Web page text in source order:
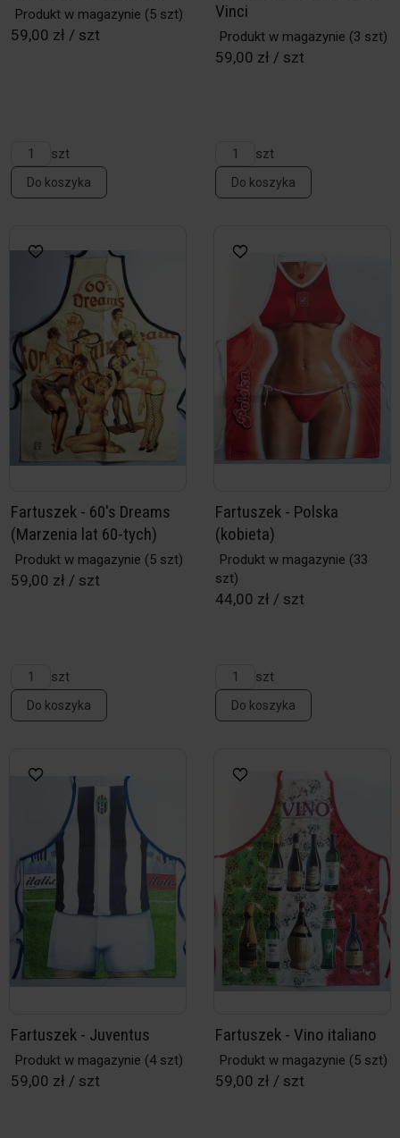
Produkt w magazynie (5 szt)
59,00 zł / szt
szt
Do koszyka
Vinci
Produkt w magazynie (3 szt)
59,00 zł / szt
szt
Do koszyka
Fartuszek - 60's Dreams
(Marzenia lat 60-tych)
Produkt w magazynie (5 szt)
59,00 zł / szt
szt
Do koszyka
Fartuszek - Polska
(kobieta)
Produkt w magazynie (33
szt)
44,00 zł / szt
szt
Do koszyka
Fartuszek - Juventus
Produkt w magazynie (4 szt)
59,00 zł / szt
Fartuszek - Vino italiano
Produkt w magazynie (5 szt)
59,00 zł / szt